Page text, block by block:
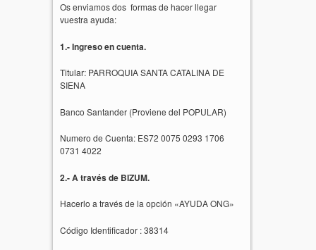
Os enviamos dos formas de hacer llegar
vuestra ayuda:
1.- Ingreso en cuenta.
Titular: PARROQUIA SANTA CATALINA DE
SIENA
Banco Santander (Proviene del POPULAR)
Numero de Cuenta: ES72 0075 0293 1706
0731 4022
2.- A través de BIZUM.
Hacerlo a través de la opción «AYUDA ONG»
Código Identificador : 38314